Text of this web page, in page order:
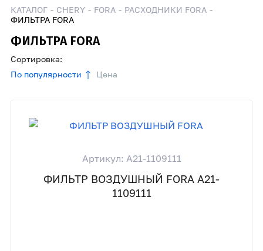
КАТАЛОГ CHERY FORA
РАСХОДНИКИ FORA
ФИЛЬТРА FORA
ФИЛЬТРА FORA
Сортировка:
По популярности
Цена
Артикул: A21-1109111
ФИЛЬТР ВОЗДУШНЫЙ FORA A21-
1109111